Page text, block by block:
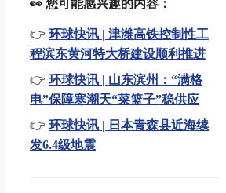
👀 您可能感兴趣的内容：
👉 环球快讯 | 津潍高铁控制性工
程滨东黄河特大桥建设顺利推进
👉 环球快讯 | 山东滨州：“满格
电”保障寒潮天“菜篮子”稳供应
👉 环球快讯 | 日本青森县近海续
发6.4级地震